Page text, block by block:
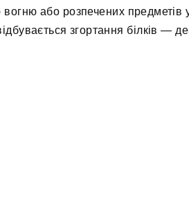
вогню або розпечених предметів
згортання білків —